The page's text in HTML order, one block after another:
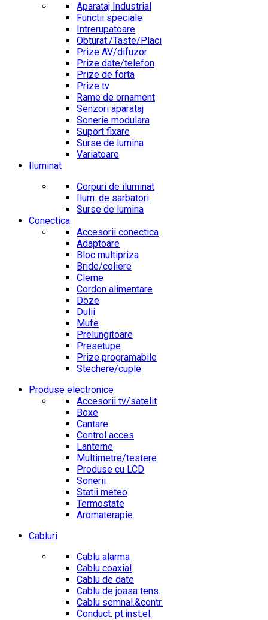
Aparataj Industrial
Functii speciale
Intrerupatoare
Obturat./Taste/Placi
Prize AV/difuzor
Prize date/telefon
Prize de forta
Prize tv
Rame de ornament
Senzori aparataj
Sonerie modulara
Suport fixare
Surse de lumina
Variatoare
Iluminat
Corpuri de iluminat
Ilum. de sarbatori
Surse de lumina
Conectica
Accesorii conectica
Adaptoare
Bloc multipriza
Bride/coliere
Cleme
Cordon alimentare
Doze
Dulii
Mufe
Prelungitoare
Presetupe
Prize programabile
Stechere/cuple
Produse electronice
Accesorii tv/satelit
Boxe
Cantare
Control acces
Lanterne
Multimetre/testere
Produse cu LCD
Sonerii
Statii meteo
Termostate
Aromaterapie
Cabluri
Cablu alarma
Cablu coaxial
Cablu de date
Cablu de joasa tens.
Cablu semnal.&contr.
Conduct. pt.inst.el.